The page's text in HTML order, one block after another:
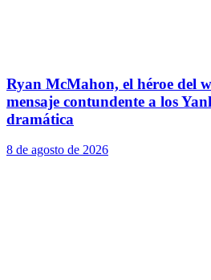
Ryan McMahon, el héroe del
mensaje contundente a los
dramática
8 de agosto de 2026